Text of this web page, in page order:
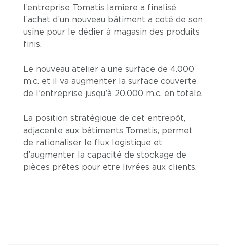
l’entreprise Tomatis lamiere a finalisé
l’achat d’un nouveau bâtiment a coté de son
usine pour le dédier à magasin des produits
finis.
Le nouveau atelier a une surface de 4.000
m.c. et il va augmenter la surface couverte
de l’entreprise jusqu’à 20.000 m.c. en totale.
La position stratégique de cet entrepôt,
adjacente aux bâtiments Tomatis, permet
de rationaliser le flux logistique et
d’augmenter la capacité de stockage de
pièces prêtes pour etre livrées aux clients.